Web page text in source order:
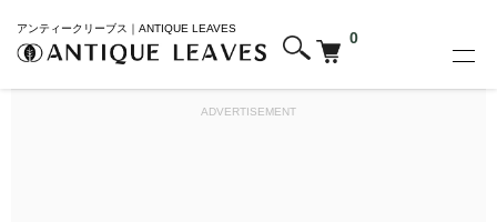
アンティークリーブス｜ANTIQUE LEAVES
0
ADVERTISEMENT